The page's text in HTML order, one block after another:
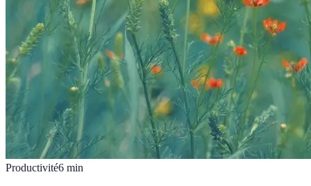
Productivité6 min